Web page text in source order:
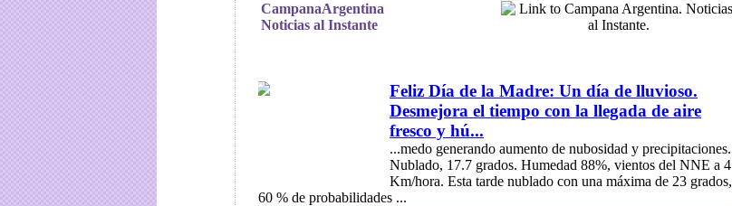
CampanaArgentina
Noticias al Instante
Feliz Día de la Madre: Un día de lluvioso.
Desmejora el tiempo con la llegada de aire
fresco y hú...
...medo generando aumento de nubosidad y precipitaciones.
Nublado, 17.7 grados. Humedad 88%, vientos del NNE a 4
Km/hora. Esta tarde nublado con una máxima de 23 grados,
60 % de probabilidades ...